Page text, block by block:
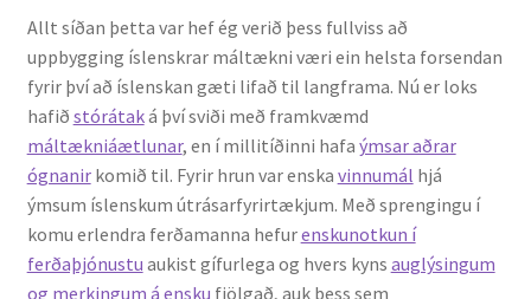
Allt síðan þetta var hef ég verið þess fullviss að
uppbygging íslenskrar máltækni væri ein helsta forsendan
fyrir því að íslenskan gæti lifað til langframa. Nú er loks
hafið stórátaká því sviði með framkvæmd
máltækniáætlunar, en í millitíðinni hafa ýmsar aðrar
ógnanirkomið til. Fyrir hrun var enska vinnumál hjá
ýmsum íslenskum útrásarfyrirtækjum. Með sprengingu í
komu erlendra ferðamanna hefurenskunotkun í
ferðaþjónustu aukist gífurlega og hvers kyns auglýsingum
og merkingum á ensku fjölgað, auk þess sem